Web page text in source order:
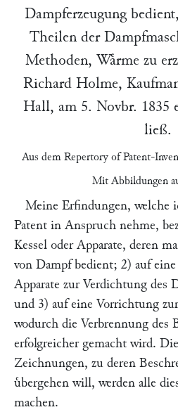
Dampferzeugung
Theilen der
Methoden, Waͤrme zu
Richard Holme,
Hall, am 5. Novbr. 1835
ließ.
Aus dem Repertory of Patent-
Mit Abbildungen
Meine Erfindungen, welche
Patent in Anspruch nehme,
Kessel oder Apparate, deren
von Dampf bedient; 2) auf
Apparate zur Verdichtung des
und 3) auf eine Vorrichtung
wodurch die Verbrennung des
erfolgreicher gemacht wird.
Zeichnungen, zu deren
uͤbergehen will, werden alle
machen.